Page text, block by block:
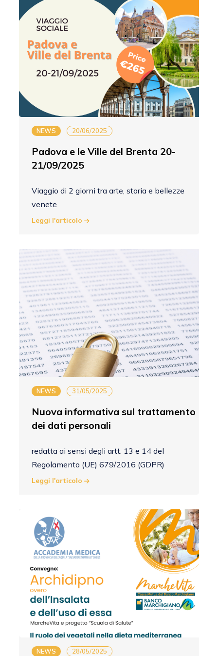
NEWS 20/06/2025
Padova e le Ville del Brenta 20-
21/09/2025
Viaggio di 2 giorni tra arte, storia e bellezze
venete
Leggi l'articolo
NEWS 31/05/2025
Nuova informativa sul trattamento
dei dati personali
redatta ai sensi degli artt. 13 e 14 del
Regolamento (UE) 679/2016 (GDPR)
Leggi l'articolo
NEWS 28/05/2025